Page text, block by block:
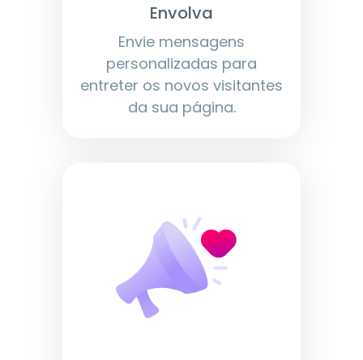
Envolva
Envie mensagens
personalizadas para
entreter os novos visitantes
da sua página.